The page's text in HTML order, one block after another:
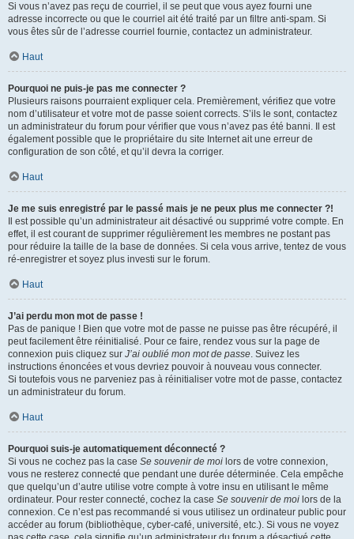
Si vous n’avez pas reçu de courriel, il se peut que vous ayez fourni une
adresse incorrecte ou que le courriel ait été traité par un filtre anti-spam. Si
vous êtes sûr de l’adresse courriel fournie, contactez un administrateur.
Haut
Pourquoi ne puis-je pas me connecter ?
Plusieurs raisons pourraient expliquer cela. Premièrement, vérifiez que votre
nom d’utilisateur et votre mot de passe soient corrects. S’ils le sont, contactez
un administrateur du forum pour vérifier que vous n’avez pas été banni. Il est
également possible que le propriétaire du site Internet ait une erreur de
configuration de son côté, et qu’il devra la corriger.
Haut
Je me suis enregistré par le passé mais je ne peux plus me connecter ?!
Il est possible qu’un administrateur ait désactivé ou supprimé votre compte. En
effet, il est courant de supprimer régulièrement les membres ne postant pas
pour réduire la taille de la base de données. Si cela vous arrive, tentez de vous
ré-enregistrer et soyez plus investi sur le forum.
Haut
J’ai perdu mon mot de passe !
Pas de panique ! Bien que votre mot de passe ne puisse pas être récupéré, il
peut facilement être réinitialisé. Pour ce faire, rendez vous sur la page de
connexion puis cliquez sur J’ai oublié mon mot de passe. Suivez les
instructions énoncées et vous devriez pouvoir à nouveau vous connecter.
Si toutefois vous ne parveniez pas à réinitialiser votre mot de passe, contactez
un administrateur du forum.
Haut
Pourquoi suis-je automatiquement déconnecté ?
Si vous ne cochez pas la case Se souvenir de moi lors de votre connexion,
vous ne resterez connecté que pendant une durée déterminée. Cela empêche
que quelqu’un d’autre utilise votre compte à votre insu en utilisant le même
ordinateur. Pour rester connecté, cochez la case Se souvenir de moi lors de la
connexion. Ce n’est pas recommandé si vous utilisez un ordinateur public pour
accéder au forum (bibliothèque, cyber-café, université, etc.). Si vous ne voyez